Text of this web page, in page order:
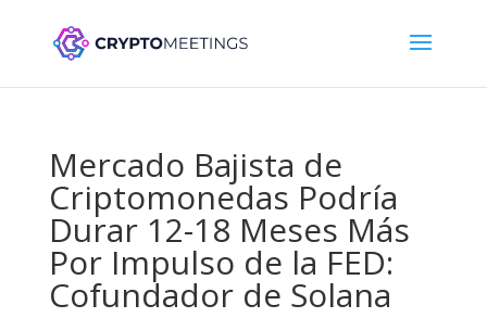
Mercado Bajista de
Criptomonedas Podría
Durar 12-18 Meses Más
Por Impulso de la FED:
Cofundador de Solana